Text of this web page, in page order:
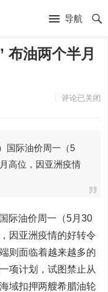
导航
布油两个半月
评论已关闭
际油价周一（5
高位，因亚洲疫情
国际油价周一（5月30
因亚洲疫情的好转令
则面临着越来越多的
项计划，试图禁止从
域扣押两艘希腊油轮